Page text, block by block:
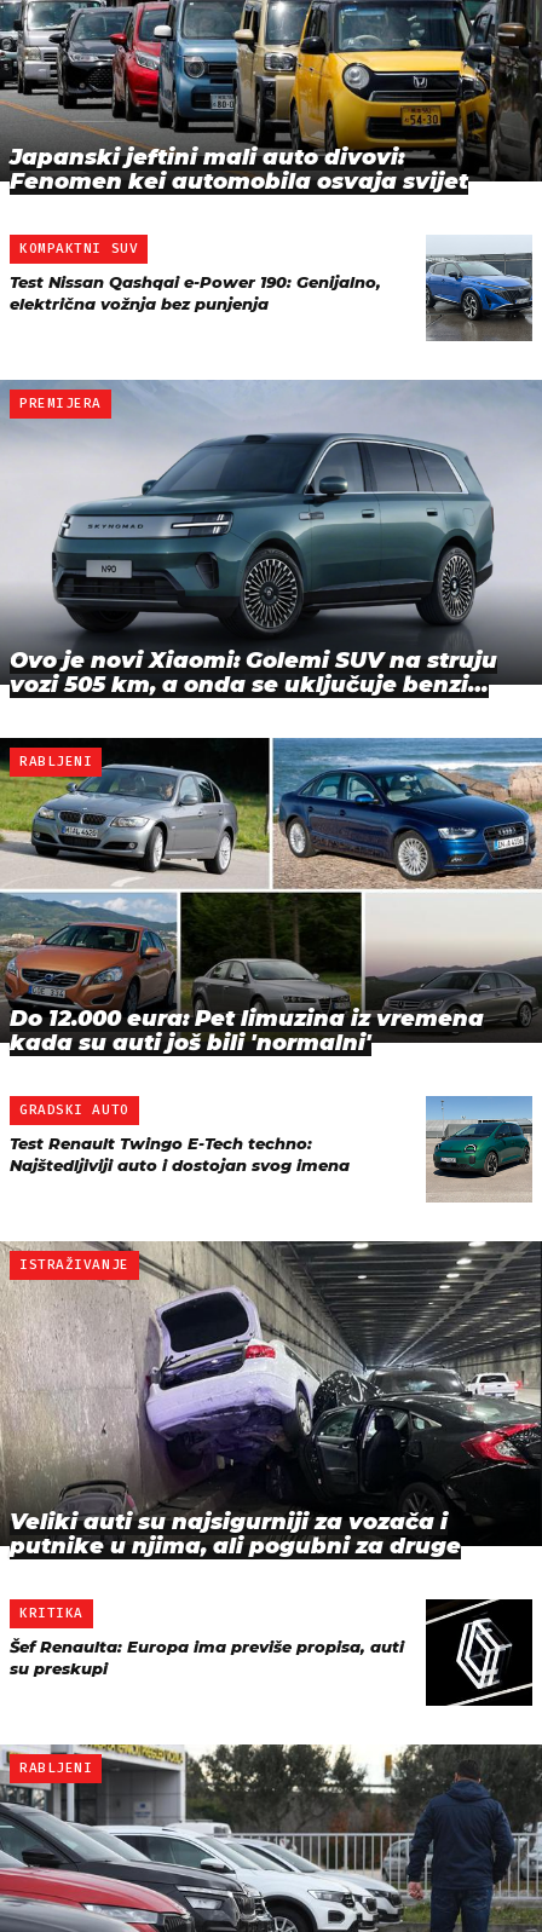
Japanski jeftini mali auto divovi:
Fenomen kei automobila osvaja svijet
KOMPAKTNI SUV
Test Nissan Qashqai e-Power 190: Genijalno,
električna vožnja bez punjenja
PREMIJERA
Ovo je novi Xiaomi: Golemi SUV na struju
vozi 505 km, a onda se uključuje benzi…
RABLJENI
Do 12.000 eura: Pet limuzina iz vremena
kada su auti još bili 'normalni'
GRADSKI AUTO
Test Renault Twingo E-Tech techno:
Najštedljiviji auto i dostojan svog imena
ISTRAŽIVANJE
Veliki auti su najsigurniji za vozača i
putnike u njima, ali pogubni za druge
KRITIKA
Šef Renaulta: Europa ima previše propisa, auti
su preskupi
RABLJENI